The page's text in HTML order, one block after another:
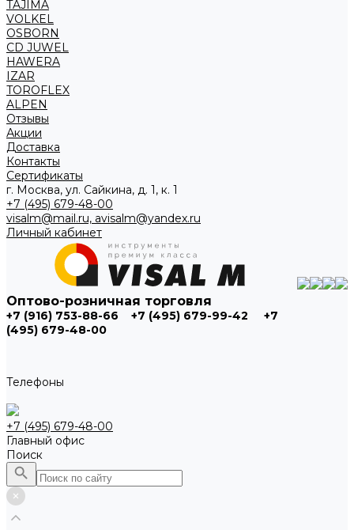
TAJIMA
VOLKEL
OSBORN
CD JUWEL
HAWERA
IZAR
TOROFLEX
ALPEN
Отзывы
Акции
Доставка
Контакты
Сертификаты
г. Москва, ул. Сайкина, д. 1, к. 1
+7 (495) 679-48-00
visalm@mail.ru, avisalm@yandex.ru
Личный кабинет
Оптово-розничная торговля
+7 (916) 753-88-66 +7 (495) 679-99-42
+7
(495) 679-48-00
Телефоны
+7 (495) 679-48-00
Главный офис
Поиск